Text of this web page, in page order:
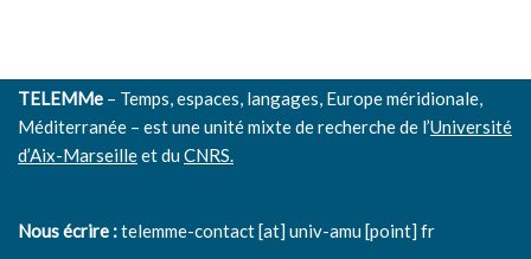
TELEMMe – Temps, espaces, langages, Europe méridionale,
Méditerranée – est une unité mixte de recherche de l’Université
d’Aix-Marseilleet duCNRS.
Nous écrire :telemme-contact [at] univ-amu [point] fr